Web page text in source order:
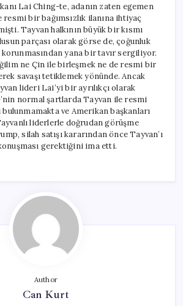
Lai Ching-te, adanın zaten egemen
bir bağımsızlık ilanına ihtiyaç
Tayvan halkının büyük bir kısmı
parçası olarak görse de, çoğunluk
yana bir tavır sergiliyor.
ne Çin ile birleşmek ne de resmi bir
savaşı tetiklemek yönünde. Ancak
lideri Lai’yi bir ayrılıkçı olarak
normal şartlarda Tayvan ile resmi
ve Amerikan başkanları
liderlerle doğrudan görüşme
silah satışı kararından önce Tayvan’ı
gerektiğini ima etti.
Author
Can Kurt